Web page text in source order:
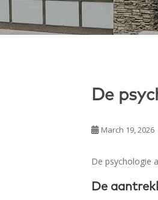
De
March 19, 2026
De psychologie
De